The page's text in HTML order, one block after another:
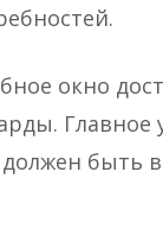
окно
Главное
быть